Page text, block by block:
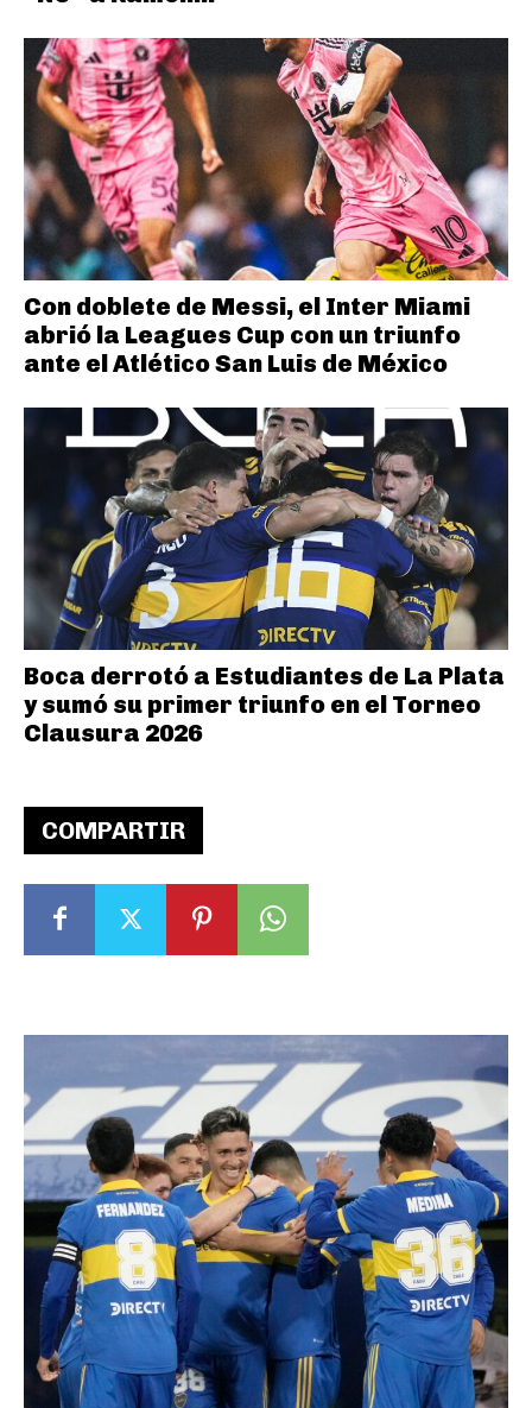
COMPARTIR
Con doblete de Messi, el Inter Miami
abrió la Leagues Cup con un triunfo
ante el Atlético San Luis de México
Boca derrotó a Estudiantes de La Plata
y sumó su primer triunfo en el Torneo
Clausura 2026